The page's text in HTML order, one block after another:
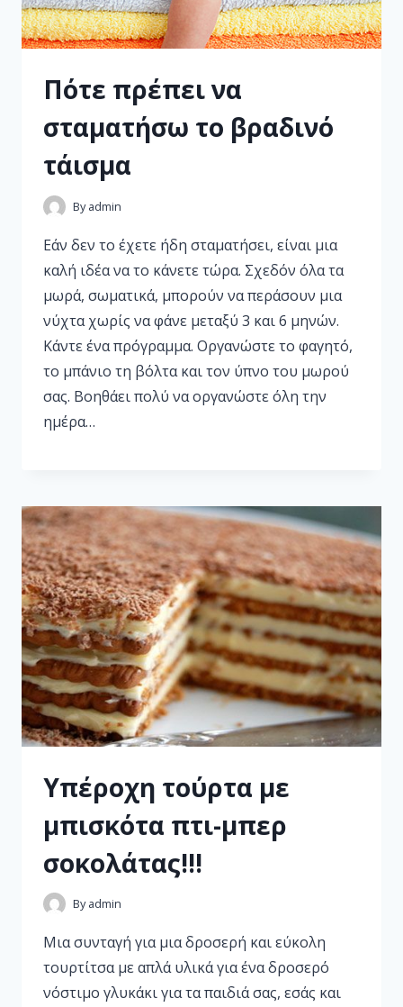
Πότε πρέπει να
σταματήσω το βραδινό
τάισμα
By admin
Εάν δεν το έχετε ήδη σταματήσει, είναι μια
καλή ιδέα να το κάνετε τώρα. Σχεδόν όλα τα
μωρά, σωματικά, μπορούν να περάσουν μια
νύχτα χωρίς να φάνε μεταξύ 3 και 6 μηνών.
Κάντε ένα πρόγραμμα. Οργανώστε το φαγητό,
το μπάνιο τη βόλτα και τον ύπνο του μωρού
σας. Βοηθάει πολύ να οργανώστε όλη την
ημέρα…
Υπέροχη τούρτα με
μπισκότα πτι-μπερ
σοκολάτας!!!
By admin
Μια συνταγή για μια δροσερή και εύκολη
τουρτίτσα με απλά υλικά για ένα δροσερό
νόστιμο γλυκάκι για τα παιδιά σας, εσάς και